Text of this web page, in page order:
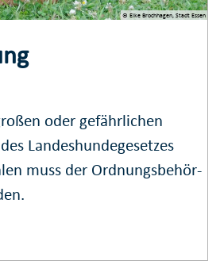
© Elke Brochhagen, Stadt Essen
oder gefährlichen
Landes­hunde­gesetzes
muss der Ordnungs­behör­